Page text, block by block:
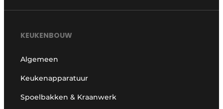
KEUKENBOUW
Algemeen
Keukenapparatuur
Spoelbakken & Kraanwerk